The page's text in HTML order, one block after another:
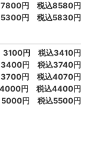
7800円 税込8580円
5300円 税込5830円
3100円 税込3410円
3400円 税込3740円
3700円 税込4070円
4000円 税込4400円
5000円 税込5500円